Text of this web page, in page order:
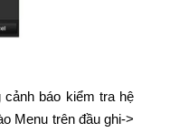
báo kiểm tra hệ
Menu trên đầu ghi->